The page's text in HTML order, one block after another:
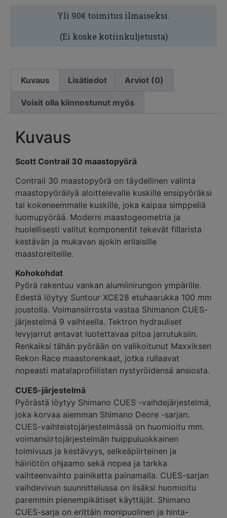
Yli 90€ toimitus ilmaiseksi.
(Ei koske kotiinkuljetusta)
Kuvaus Lisätiedot Arviot (0)
Voisit olla kiinnostunut myös
Kuvaus
Scott Contrail 30 maastopyörä
Contrail 30 maastopyörä on täydellinen valinta
maastopyöräilyä aloittelevalle kuskille ensipyöräksi
tai kokeneemmalle kuskille, joka kaipaa simppeliä
luomupyörää. Moderni maastogeometria ja
huolellisesti valitut komponentit tekevät fillarista
kestävän ja mukavan ajokin erilaisille
maastoreiteille.
Kohokohdat
Pyörä rakentuu vankan alumiinirungon ympärille.
Edestä löytyy Suntour XCE28 etuhaarukka 100 mm
joustolla. Voimansiirrosta vastaa Shimanon CUES-
järjestelmä 9 vaihteella. Tektron hydrauliset
levyjarrut antavat luotettavaa pitoa jarrutuksiin.
Renkaiksi tähän pyörään on valikoitunut Maxxiksen
Rekon Race maastorenkaat, jotka rullaavat
nopeasti matalaprofiilisten nystyröidensä ansiosta.
CUES-järjestelmä
Pyörästä löytyy Shimano CUES -vaihdejärjestelmä,
joka korvaa aiemman Shimano Deore -sarjan.
CUES-vaihteistojärjestelmässä on huomioitu mm.
voimansiirtojärjestelmän huippuluokkainen
toimivuus ja kestävyys, selkeäpiirteinen ja
häiriötön ohjaamo sekä nopea ja tarkka
vaihteenvaihto painiketta painamalla. CUES-sarjan
vaihdevivun suunnittelussa on lisäksi huomioitu
paremmin pienempikätiset käyttäjät. Shimano
CUES-sarja on erittäin monipuolinen ja hinta-